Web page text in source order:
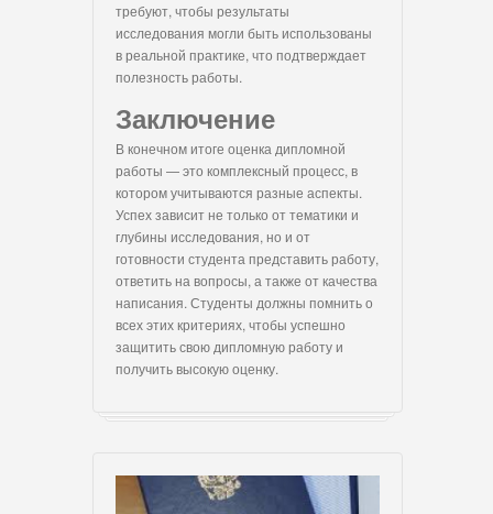
требуют, чтобы результаты
исследования могли быть использованы
в реальной практике, что подтверждает
полезность работы.
Заключение
В конечном итоге оценка дипломной
работы — это комплексный процесс, в
котором учитываются разные аспекты.
Успех зависит не только от тематики и
глубины исследования, но и от
готовности студента представить работу,
ответить на вопросы, а также от качества
написания. Студенты должны помнить о
всех этих критериях, чтобы успешно
защитить свою дипломную работу и
получить высокую оценку.